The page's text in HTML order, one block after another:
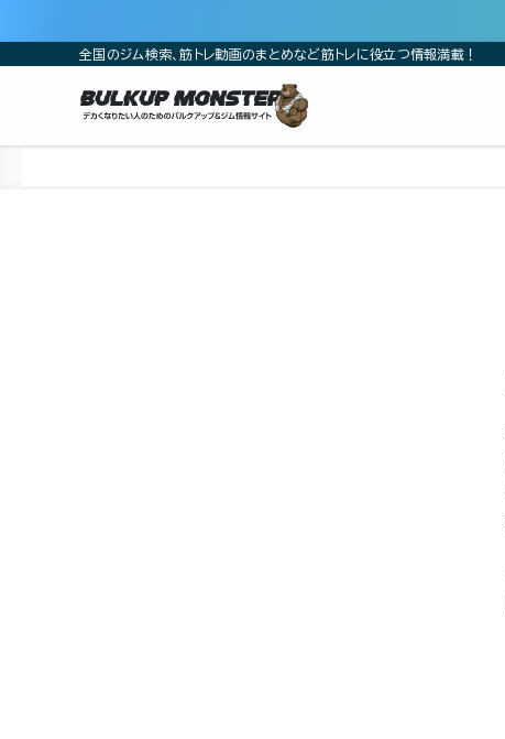
全国のジム検索、筋トレ動画のまとめなど筋トレに役立つ情報満載！